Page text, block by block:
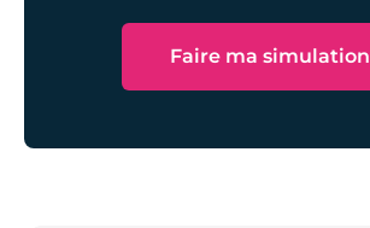
Faire ma simulation